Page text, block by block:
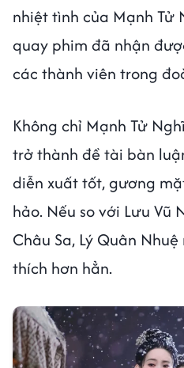
nhiệt tình của Mạnh
quay phim đã nhận
các thành viên trong
Không chỉ Mạnh Tử
trở thành đề tài bàn
diễn xuất tốt, gương
hảo. Nếu so với Lưu Vũ
Châu Sa, Lý Quân
thích hơn hẳn.